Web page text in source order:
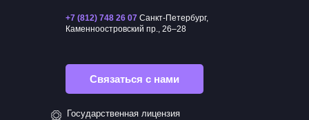
+7 (812) 748 26 07 Санкт-Петербург,
Каменноостровский пр., 26–28
Связаться с нами
Государственная лицензия